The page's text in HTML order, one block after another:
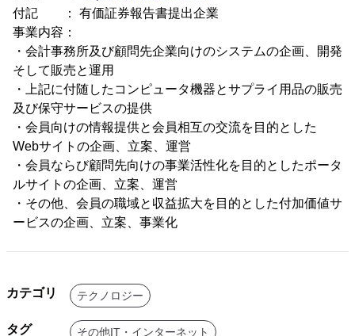
付記 ： 有価証券報告書提出企業
事業内容：
・会計事務所及び顧問先企業向けのシステムの企画、開発
そして販売と運用
・上記に付随したコンピュータ機器とサプライ用品の販売
及び保守サービスの提供
・会員向けの情報提供と会員相互の交流を目的とした
Webサイトの企画、立案、運営
・会員ならび顧問先向けの事業活性化を目的としたポータ
ルサイトの企画、立案、運営
・その他、会員の職域と収益拡大を目的とした付加価値サ
ービスの企画、立案、事業化
カテゴリ テクノロジー
タグ その他IT・インターネット